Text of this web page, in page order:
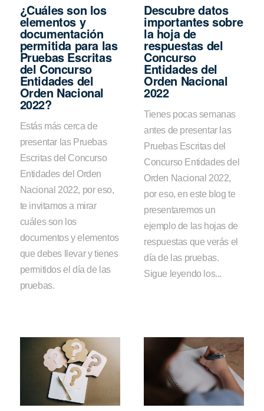
¿Cuáles son los
elementos y
documentación
permitida para las
Pruebas Escritas
del Concurso
Entidades del
Orden Nacional
2022?
Estás más cerca de
presentar las Pruebas
Escritas del Concurso
Entidades del Orden
Nacional 2022, por eso,
te invitamos a mirar
cuáles son los
documentos y elementos
que debes llevar y tienes
permitidos el día de las
pruebas.
Descubre datos
importantes sobre
la hoja de
respuestas del
Concurso
Entidades del
Orden Nacional
2022
Tienes pocas semanas
antes de presentar las
Pruebas Escritas del
Concurso Entidades del
Orden Nacional 2022,
por eso, en este blog te
presentaremos un
ejemplo de las hojas de
respuestas que verás el
día de las pruebas.
Sigue leyendo los...